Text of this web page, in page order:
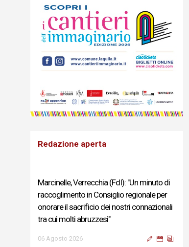
Redazione aperta
Marcinelle, Verrecchia (FdI): "Un minuto di
raccoglimento in Consiglio regionale per
onorare il sacrificio dei nostri connazionali
tra cui molti abruzzesi"
06 Agosto 2026